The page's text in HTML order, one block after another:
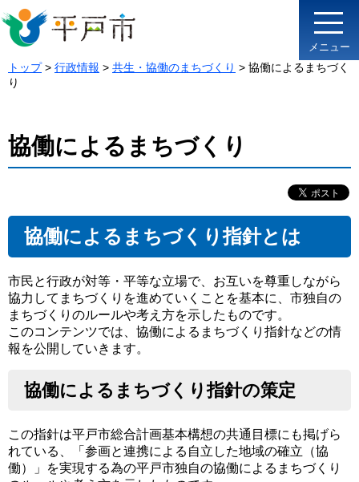
メニュー
トップ> 行政情報 > 共生・協働のまちづくり > 協働によるまちづく
り
協働によるまちづくり
協働によるまちづくり指針とは
市民と行政が対等・平等な立場で、お互いを尊重しながら
協力してまちづくりを進めていくことを基本に、市独自の
まちづくりのルールや考え方を示したものです。
このコンテンツでは、協働によるまちづくり指針などの情
報を公開していきます。
協働によるまちづくり指針の策定
この指針は平戸市総合計画基本構想の共通目標にも掲げら
れている、「参画と連携による自立した地域の確立（協
働）」を実現する為の平戸市独自の協働によるまちづくり